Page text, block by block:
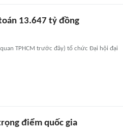
13.647 tỷ đồng
TPHCM trước đây) tổ chức Đại hội đại
điểm quốc gia